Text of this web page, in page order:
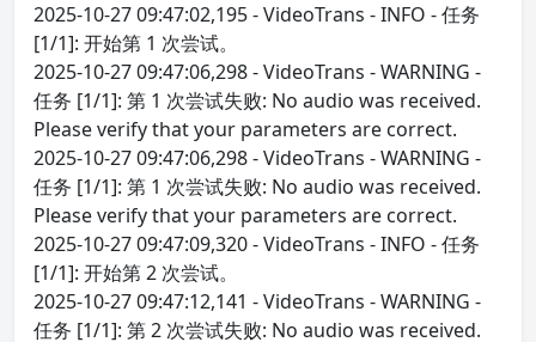
2025-10-27 09:47:02,195 - VideoTrans - INFO - 任务
[1/1]: 开始第 1 次尝试。
2025-10-27 09:47:06,298 - VideoTrans - WARNING -
任务 [1/1]: 第 1 次尝试失败: No audio was received.
Please verify that your parameters are correct.
2025-10-27 09:47:06,298 - VideoTrans - WARNING -
任务 [1/1]: 第 1 次尝试失败: No audio was received.
Please verify that your parameters are correct.
2025-10-27 09:47:09,320 - VideoTrans - INFO - 任务
[1/1]: 开始第 2 次尝试。
2025-10-27 09:47:12,141 - VideoTrans - WARNING -
任务 [1/1]: 第 2 次尝试失败: No audio was received.